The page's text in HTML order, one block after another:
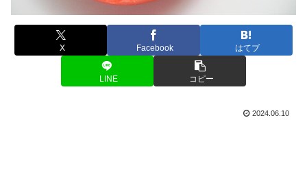
X Facebook はてブ
LINE コピー
2024.06.10